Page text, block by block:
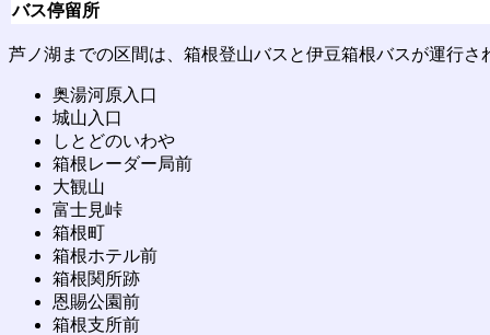
バス停留所
芦ノ湖までの区間は、箱根登山バスと伊豆箱根バスが運行さ
奥湯河原入口
城山入口
しとどのいわや
箱根レーダー局前
大観山
富士見峠
箱根町
箱根ホテル前
箱根関所跡
恩賜公園前
箱根支所前